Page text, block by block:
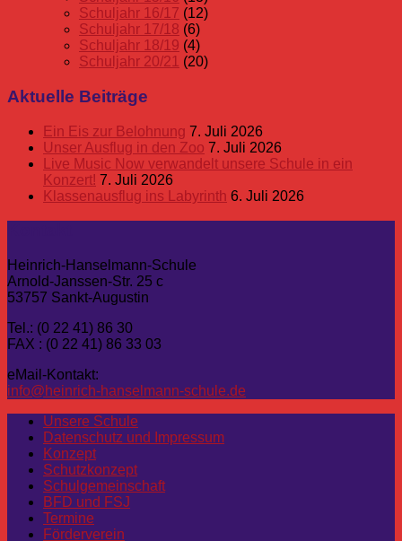
Schuljahr 16/17 (12)
Schuljahr 17/18 (6)
Schuljahr 18/19 (4)
Schuljahr 20/21 (20)
Aktuelle Beiträge
Ein Eis zur Belohnung 7. Juli 2026
Unser Ausflug in den Zoo 7. Juli 2026
Live Music Now verwandelt unsere Schule in ein
Konzert! 7. Juli 2026
Klassenausflug ins Labyrinth 6. Juli 2026
Heinrich-Hanselmann-Schule
Arnold-Janssen-Str. 25 c
53757 Sankt-Augustin
Tel.: (0 22 41) 86 30
FAX : (0 22 41) 86 33 03
eMail-Kontakt:
info@heinrich-hanselmann-schule.de
Unsere Schule
Datenschutz und Impressum
Konzept
Schutzkonzept
Schulgemeinschaft
BFD und FSJ
Termine
Förderverein